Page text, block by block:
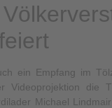
ein Empfang im
Videoprojektion die
Michael